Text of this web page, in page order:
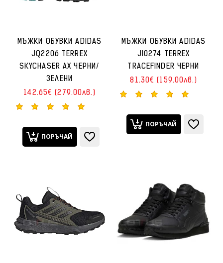
МЪЖКИ ОБУВКИ ADIDAS
JQ2206 TERREX
SKYCHASER AX ЧЕРНИ/
ЗЕЛЕНИ
142.65€ (279.00лв.)
ПОРЪЧАЙ
МЪЖКИ ОБУВКИ ADIDAS
JI0274 TERREX
TRACEFINDER ЧЕРНИ
81.30€ (159.00лв.)
ПОРЪЧАЙ